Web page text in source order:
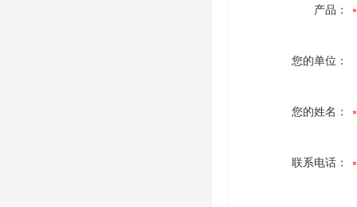
产品：
您的单位：
您的姓名：
联系电话：